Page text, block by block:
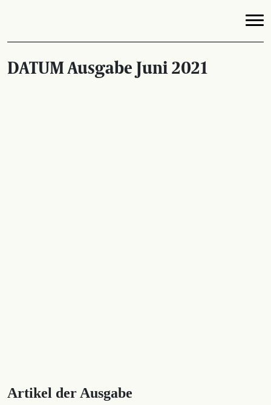
DATUM Ausgabe Juni 2021
Artikel der Ausgabe